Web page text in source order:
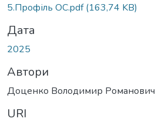
5.Профіль ОС.pdf(163,74 KB)
Дата
2025
Автори
Доценко Володимир Романович
URI